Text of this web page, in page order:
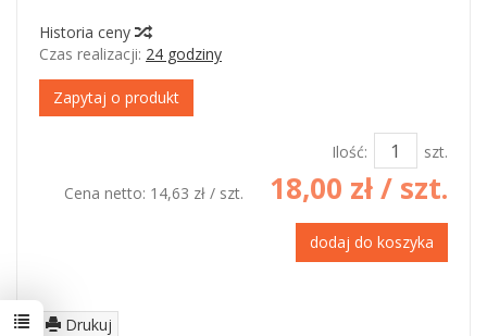
Historia ceny
Czas realizacji: 24 godziny
Zapytaj o produkt
Ilość:
szt.
Cena netto: 14,63 zł / szt. 18,00 zł/ szt.
dodaj do koszyka
Drukuj